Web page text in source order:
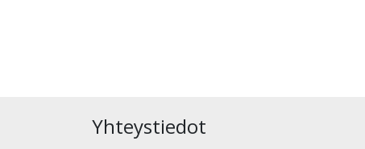
Yhteystiedot